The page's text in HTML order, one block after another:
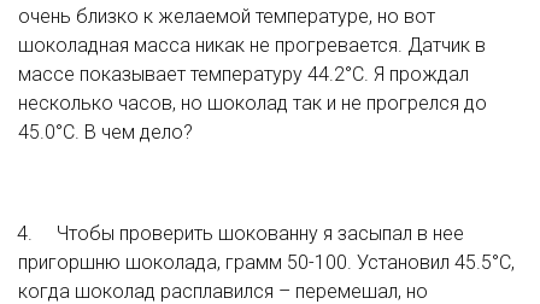
очень близко к желаемой температуре, но вот
шоколадная масса никак не прогревается. Датчик в
массе показывает температуру 44.2°C. Я прождал
несколько часов, но шоколад так и не прогрелся до
45.0°C. В чем дело?
4.	Чтобы проверить шокованну я засыпал в нее
пригоршню шоколада, грамм 50-100. Установил 45.5°C,
когда шоколад расплавился – перемешал, но